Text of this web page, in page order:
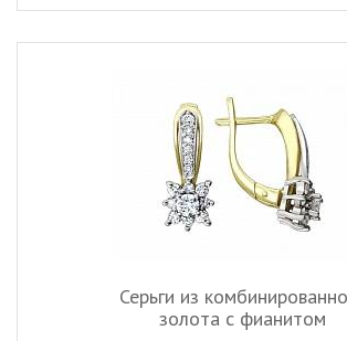
Серьги из
золота c фианитом